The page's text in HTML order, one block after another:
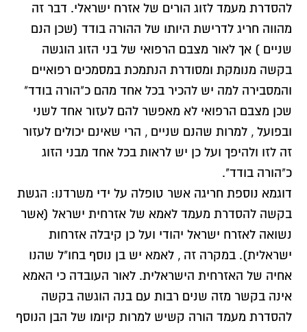
להסדרת מעמד לזוג הורים של אזרח ישראלי. דבר זה
מהווה חריג לדרישת היותו של ההורה בודד (שכן הנם
שניים ) אך לאור מצבם הרפואי של בני הזוג הוגשה
בקשה מנומקת ומסודרת הנתמכת במסמכים רפואיים
והמסבירה למה יש להכיר בכל אחד מהם כ"הורה בודד"
שכן מצבם הרפואי לא מאפשר להם לעזור אחד לשני
ובפועל , למרות שהנם שניים , הרי שאינם יכולים לעזור
זה לזו ולהיפך ועל כן יש לראות בכל אחד מבני הזוג
כ"הורה בודד".
דוגמא נוספת חריגה אשר טופלה על ידי משרדנו: הגשת
בקשה להסדרת מעמד לאמא של אזרחית ישראל (אשר
נשואה לאזרח ישראל יהודי ועל כן קיבלה אזרחות
ישראלית). במקרה זה , לאמא יש בן נוסף בחו"ל שהנו
אחיה של האזרחית הישראלית. לאור העובדה כי האמא
אינה בקשר מזה שנים רבות עם בנה הוגשה בקשה
להסדרת מעמד הורה קשיש למרות קיומו של הבן הנוסף